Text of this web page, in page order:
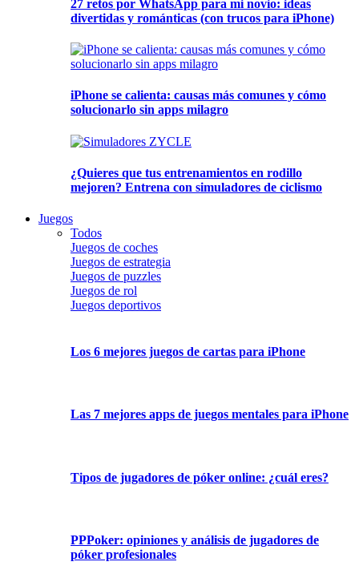
27 retos por WhatsApp para mi novio: ideas
divertidas y románticas (con trucos para iPhone)
iPhone se calienta: causas más comunes y cómo
solucionarlo sin apps milagro
¿Quieres que tus entrenamientos en rodillo
mejoren? Entrena con simuladores de ciclismo
Juegos
Todos
Juegos de coches
Juegos de estrategia
Juegos de puzzles
Juegos de rol
Juegos deportivos
Los 6 mejores juegos de cartas para iPhone
Las 7 mejores apps de juegos mentales para iPhone
Tipos de jugadores de póker online: ¿cuál eres?
PPPoker: opiniones y análisis de jugadores de
póker profesionales